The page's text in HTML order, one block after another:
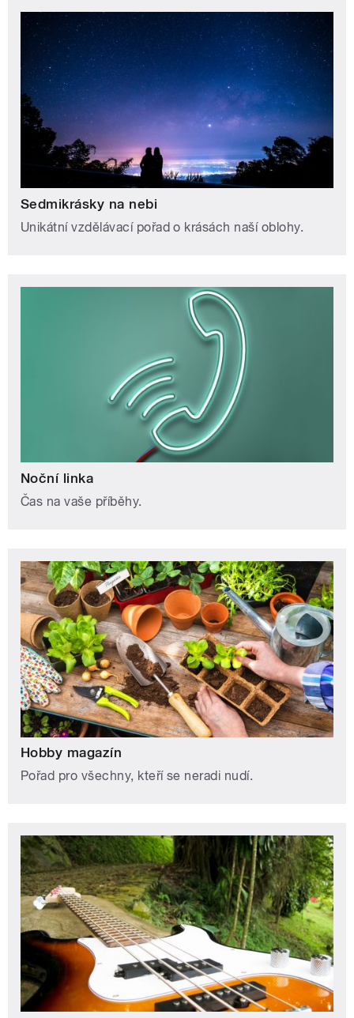
Sedmikrásky na nebi
Unikátní vzdělávací pořad o krásách naší oblohy.
Noční linka
Čas na vaše příběhy.
Hobby magazín
Pořad pro všechny, kteří se neradi nudí.